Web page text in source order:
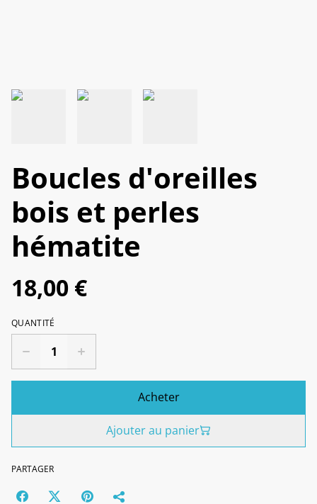
Boucles d'oreilles
bois et perles
hématite
18,00 €
QUANTITÉ
Acheter
Ajouter au panier
PARTAGER